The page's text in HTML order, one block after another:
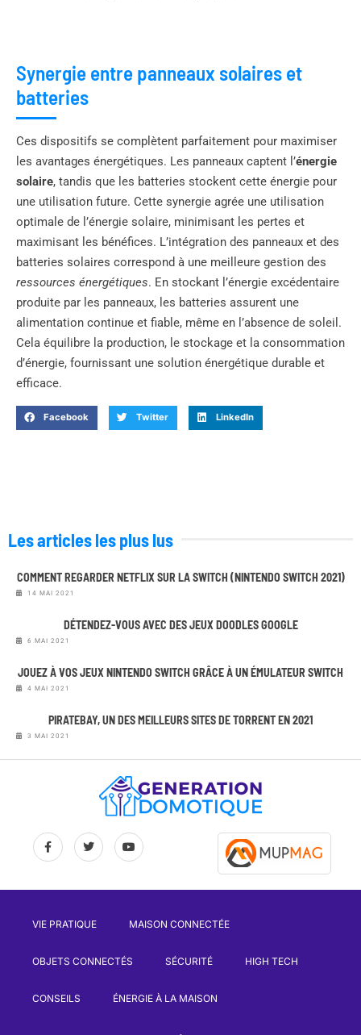
Synergie entre panneaux solaires et
batteries
Ces dispositifs se complètent parfaitement pour maximiser
les avantages énergétiques. Les panneaux captent l’énergie
solaire, tandis que les batteries stockent cette énergie pour
une utilisation future. Cette synergie agrée une utilisation
optimale de l’énergie solaire, minimisant les pertes et
maximisant les bénéfices. L’intégration des panneaux et des
batteries solaires correspond à une meilleure gestion des
ressources énergétiques. En stockant l’énergie excédentaire
produite par les panneaux, les batteries assurent une
alimentation continue et fiable, même en l’absence de soleil.
Cela équilibre la production, le stockage et la consommation
d’énergie, fournissant une solution énergétique durable et
efficace.
Facebook Twitter LinkedIn
Les articles les plus lus
COMMENT REGARDER NETFLIX SUR LA SWITCH (NINTENDO SWITCH 2021)
14 MAI 2021
DÉTENDEZ-VOUS AVEC DES JEUX DOODLES GOOGLE
6 MAI 2021
JOUEZ À VOS JEUX NINTENDO SWITCH GRÂCE À UN ÉMULATEUR SWITCH
4 MAI 2021
PIRATEBAY, UN DES MEILLEURS SITES DE TORRENT EN 2021
3 MAI 2021
VIE PRATIQUE MAISON CONNECTÉE
OBJETS CONNECTÉS SÉCURITÉ HIGH TECH
CONSEILS ÉNERGIE À LA MAISON